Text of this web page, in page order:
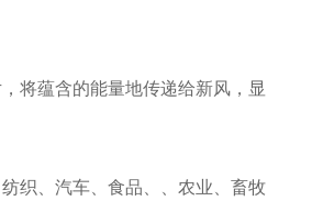
将蕴含的能量地传递给新风，显
织、汽车、食品、、农业、畜牧